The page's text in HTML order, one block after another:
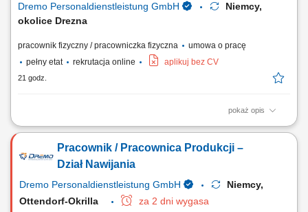
Dremo Personaldienstleistung GmbH
Niemcy,
okolice Drezna
pracownik fizyczny / pracowniczka fizyczna
umowa o pracę
pełny etat
rekrutacja online aplikuj bez CV
21 godz.
pokaż opis
Obowiązki: Nadzór i obsługa maszyn produkcyjnych / maszyn do
wprowadzeniem do użytku; Praca z narzędziami pomiarowymi;
Wymagania: Bardzo dobra koordynacja wzrokowo-ruchowa;
Pracownik / Pracownica Produkcji –
Dział Nawijania
Dremo Personaldienstleistung GmbH
Niemcy,
Ottendorf-Okrilla
za 2 dni wygasa